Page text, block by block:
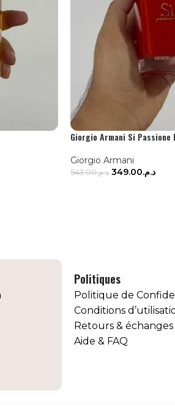
Giorgio Armani Si Passione
Giorgio Armani
د.م.543.00 د.م.349.00
Politiques
Politique de
Conditions
Retours & échanges
Aide & FAQ